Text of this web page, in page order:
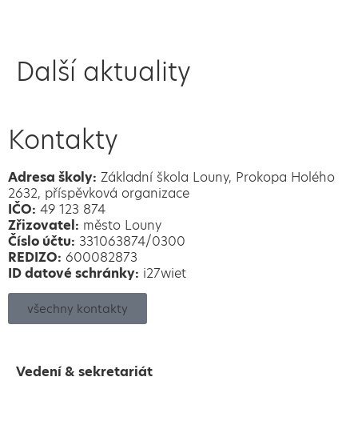
Další aktuality
Kontakty
Adresa školy: Základní škola Louny, Prokopa Holého
2632, příspěvková organizace
IČO: 49 123 874
Zřizovatel: město Louny
Číslo účtu: 331063874/0300
REDIZO: 600082873
ID datové schránky: i27wiet
všechny kontakty
Vedení & sekretariát